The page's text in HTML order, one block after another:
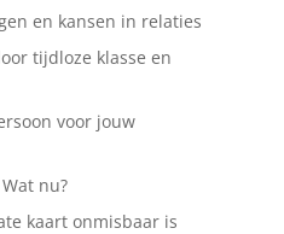
en kansen in relaties
tijdloze klasse en
voor jouw
nu?
kaart onmisbaar is